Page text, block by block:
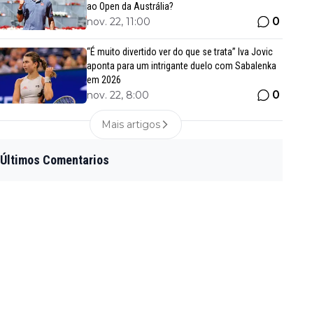
ao Open da Austrália?
nov. 22, 11:00 0
“É muito divertido ver do que se trata” Iva Jovic
aponta para um intrigante duelo com Sabalenka
em 2026
nov. 22, 8:00 0
Mais artigos
Últimos Comentarios